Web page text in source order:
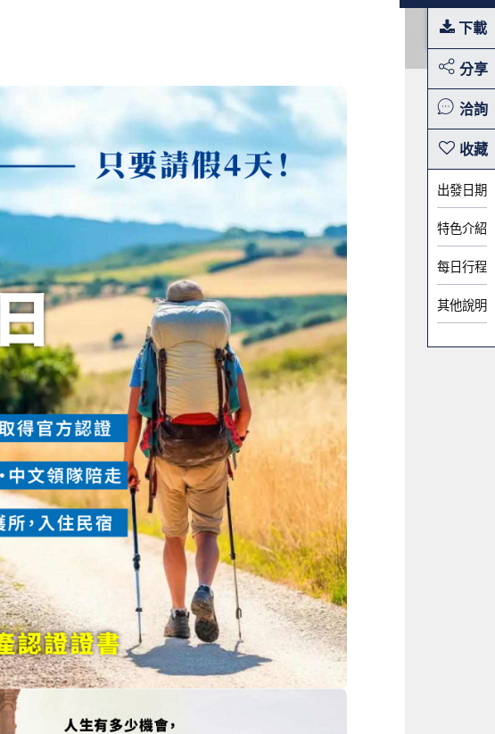
下載
分享
洽詢
特色介紹
每日行程
其他說明
出發日期